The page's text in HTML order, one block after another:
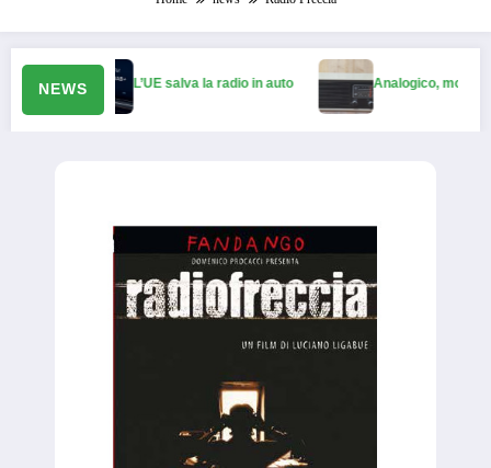
NEWS
L’UE salva la radio in auto Analogico, mon amour